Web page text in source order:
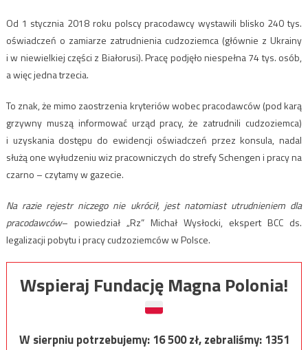
Od 1 stycznia 2018 roku polscy pracodawcy wystawili blisko 240 tys.
oświadczeń o zamiarze zatrudnienia cudzoziemca (głównie z Ukrainy
i w niewielkiej części z Białorusi). Pracę podjęło niespełna 74 tys. osób,
a więc jedna trzecia.
To znak, że mimo zaostrzenia kryteriów wobec pracodawców (pod karą
grzywny muszą informować urząd pracy, że zatrudnili cudzoziemca)
i uzyskania dostępu do ewidencji oświadczeń przez konsula, nadal
służą one wyłudzeniu wiz pracowniczych do strefy Schengen i pracy na
czarno – czytamy w gazecie.
Na razie rejestr niczego nie ukrócił, jest natomiast utrudnieniem dla
pracodawców– powiedział „Rz” Michał Wysłocki, ekspert BCC ds.
legalizacji pobytu i pracy cudzoziemców w Polsce.
Wspieraj Fundację Magna Polonia!
W sierpniu potrzebujemy:16 500zł, zebraliśmy:1351